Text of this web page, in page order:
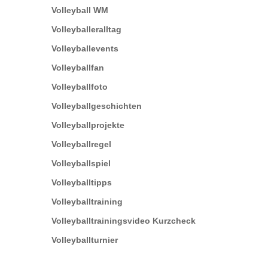
Volleyball WM
Volleyballeralltag
Volleyballevents
Volleyballfan
Volleyballfoto
Volleyballgeschichten
Volleyballprojekte
Volleyballregel
Volleyballspiel
Volleyballtipps
Volleyballtraining
Volleyballtrainingsvideo Kurzcheck
Volleyballturnier